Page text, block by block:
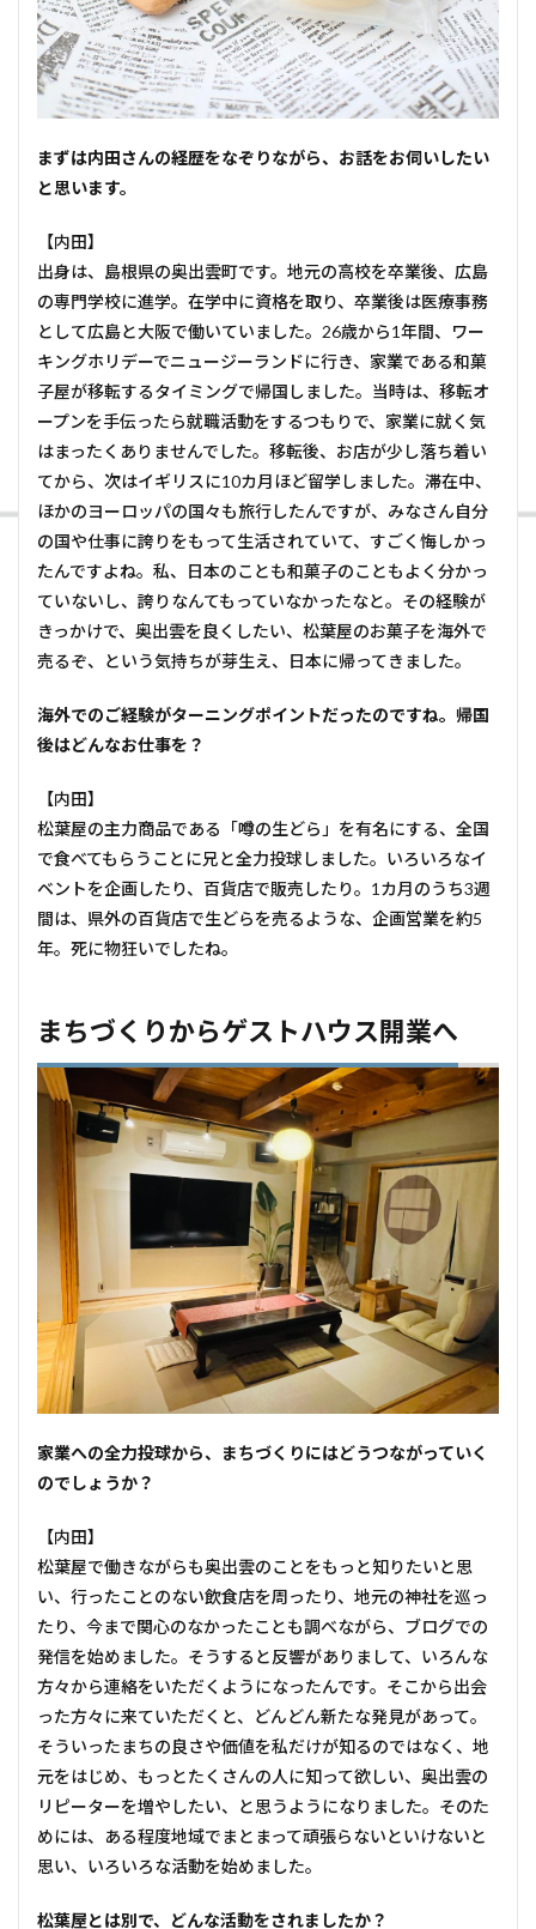
――まずは内田さんの経歴をなぞりながら、お話をお伺いしたい
と思います。
【内田】
出身は、島根県の奥出雲町です。地元の高校を卒業後、広島
の専門学校に進学。在学中に資格を取り、卒業後は医療事務
として広島と大阪で働いていました。26歳から1年間、ワー
キングホリデーでニュージーランドに行き、家業である和菓
子屋が移転するタイミングで帰国しました。当時は、移転オ
ープンを手伝ったら就職活動をするつもりで、家業に就く気
はまったくありませんでした。移転後、お店が少し落ち着い
てから、次はイギリスに10カ月ほど留学しました。滞在中、
ほかのヨーロッパの国々も旅行したんですが、みなさん自分
の国や仕事に誇りをもって生活されていて、すごく悔しかっ
たんですよね。私、日本のことも和菓子のこともよく分かっ
ていないし、誇りなんてもっていなかったなと。その経験が
きっかけで、奥出雲を良くしたい、松葉屋のお菓子を海外で
売るぞ、という気持ちが芽生え、日本に帰ってきました。
――海外でのご経験がターニングポイントだったのですね。帰国
後はどんなお仕事を？
【内田】
松葉屋の主力商品である「噂の生どら」を有名にする、全国
で食べてもらうことに兄と全力投球しました。いろいろなイ
ベントを企画したり、百貨店で販売したり。1カ月のうち3週
間は、県外の百貨店で生どらを売るような、企画営業を約5
年。死に物狂いでしたね。
まちづくりからゲストハウス開業へ
――家業への全力投球から、まちづくりにはどうつながっていく
のでしょうか？
【内田】
松葉屋で働きながらも奥出雲のことをもっと知りたいと思
い、行ったことのない飲食店を周ったり、地元の神社を巡っ
たり、今まで関心のなかったことも調べながら、ブログでの
発信を始めました。そうすると反響がありまして、いろんな
方々から連絡をいただくようになったんです。そこから出会
った方々に来ていただくと、どんどん新たな発見があって。
そういったまちの良さや価値を私だけが知るのではなく、地
元をはじめ、もっとたくさんの人に知って欲しい、奥出雲の
リピーターを増やしたい、と思うようになりました。そのた
めには、ある程度地域でまとまって頑張らないといけないと
思い、いろいろな活動を始めました。
――松葉屋とは別で、どんな活動をされましたか？